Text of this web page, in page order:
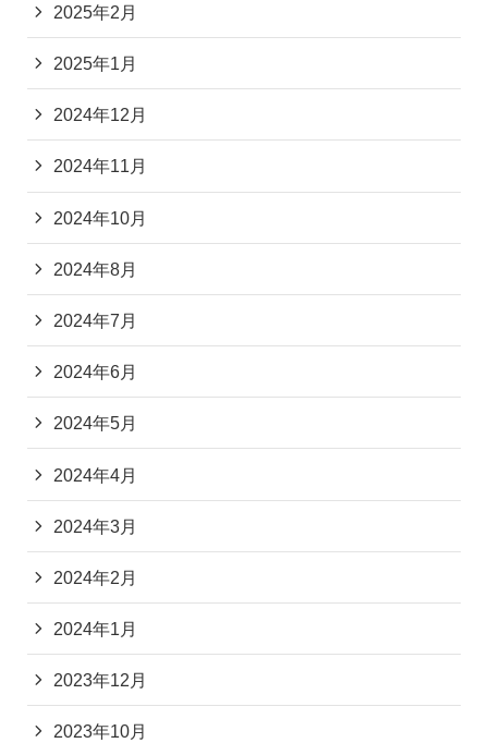
2025年2月
2025年1月
2024年12月
2024年11月
2024年10月
2024年8月
2024年7月
2024年6月
2024年5月
2024年4月
2024年3月
2024年2月
2024年1月
2023年12月
2023年10月